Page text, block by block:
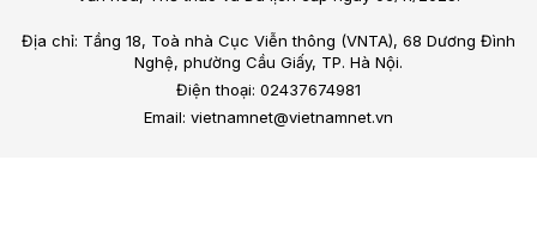
Địa chỉ: Tầng 18, Toà nhà Cục Viễn thông (VNTA), 68 Dương Đình
Nghệ, phường Cầu Giấy, TP. Hà Nội.
Điện thoại: 02437674981
Email: vietnamnet@vietnamnet.vn